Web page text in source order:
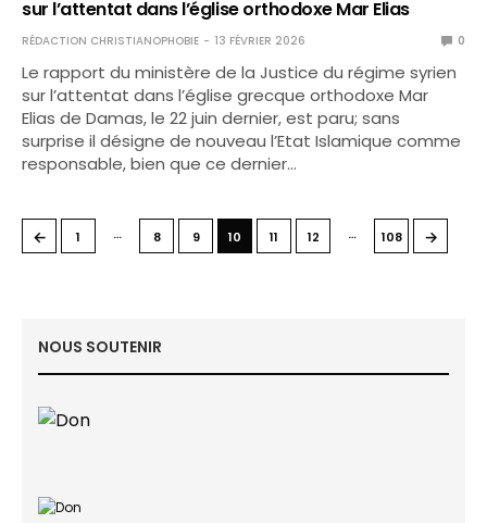
sur l’attentat dans l’église orthodoxe Mar Elias
RÉDACTION CHRISTIANOPHOBIE 13 FÉVRIER 2026 0
Le rapport du ministère de la Justice du régime syrien
sur l’attentat dans l’église grecque orthodoxe Mar
Elias de Damas, le 22 juin dernier, est paru; sans
surprise il désigne de nouveau l’Etat Islamique comme
responsable, bien que ce dernier…
← 1 … 8 9 10 11 12 … 108 →
NOUS SOUTENIR